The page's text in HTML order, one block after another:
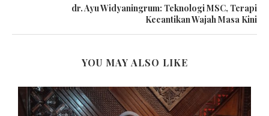
dr. Ayu Widyaningrum: Teknologi MSC, Terapi
Kecantikan Wajah Masa Kini
YOU MAY ALSO LIKE